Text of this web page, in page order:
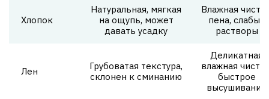
Хлопок
Натуральная, мягкая
на ощупь, может
давать усадку
Влажная
пена, слабые
растворы
Лен
Грубоватая текстура,
склонен к сминанию
Деликатная
влажная
быстрое
высушивание